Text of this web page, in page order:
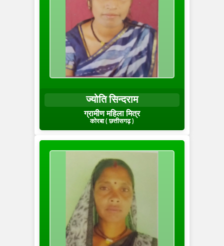
ज्योति सिन्दराम
ग्रामीण महिला मित्र
कोरबा ( छत्तीसगढ़ )